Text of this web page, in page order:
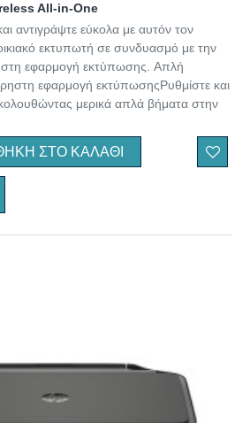
All-in-One
αντιγράψτε εύκολα με αυτόν τον
εκτυπωτή σε συνδυασμό με την
εφαρμογή εκτύπωσης. Απλή
εφαρμογή εκτύπωσηςΡυθμίστε και
μερικά απλά βήματα στην
ΣΤΟ ΚΑΛΆΘΙ